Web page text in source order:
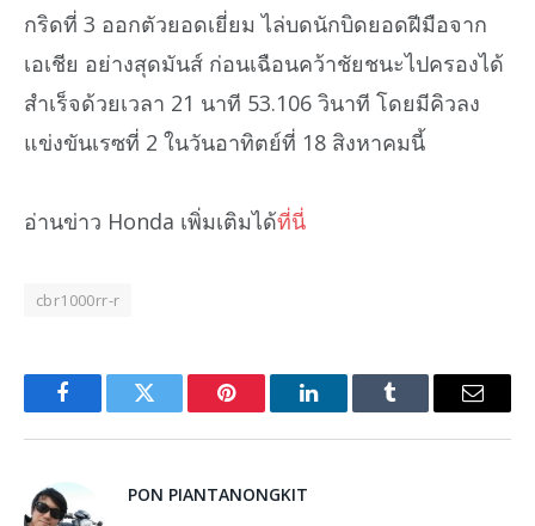
กริดที่ 3 ออกตัวยอดเยี่ยม ไล่บดนักบิดยอดฝีมือจาก
เอเชีย อย่างสุดมันส์ ก่อนเฉือนคว้าชัยชนะไปครองได้
สำเร็จด้วยเวลา 21 นาที 53.106 วินาที โดยมีคิวลง
แข่งขันเรซที่ 2 ในวันอาทิตย์ที่ 18 สิงหาคมนี้
อ่านข่าว Honda เพิ่มเติมได้ที่นี่
cbr1000rr-r
FacebookTwitter Pinterest LinkedInTumblr Email
PON PIANTANONGKIT